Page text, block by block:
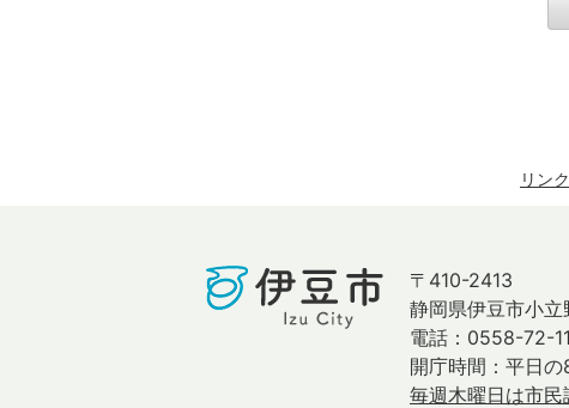
リン
〒410-2413
静岡県伊豆市小
電話：0558-72-
開庁時間：平日
毎週木曜日は市